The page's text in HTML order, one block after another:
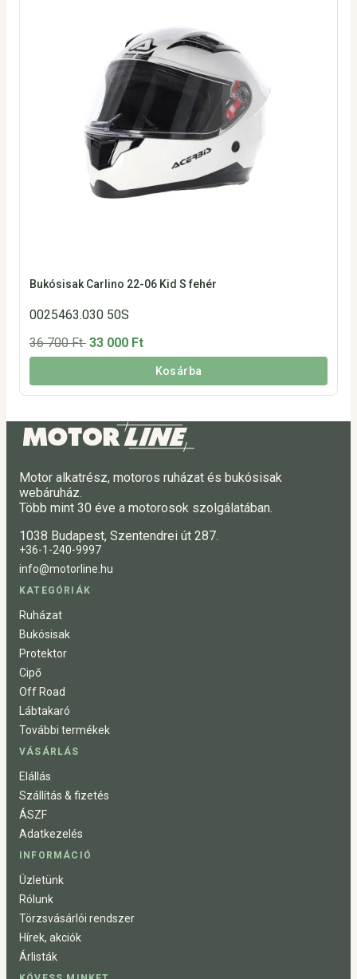
Bukósisak Carlino 22-06 Kid S fehér
0025463.030 50S
36 700 Ft 33 000 Ft
Kosárba
Motor alkatrész, motoros ruházat és bukósisak
webáruház.
Több mint 30 éve a motorosok szolgálatában.
1038 Budapest, Szentendrei út 287.
+36-1-240-9997
info@motorline.hu
KATEGÓRIÁK
Ruházat
Bukósisak
Protektor
Cipő
Off Road
Lábtakaró
További termékek
VÁSÁRLÁS
Elállás
Szállítás & fizetés
ÁSZF
Adatkezelés
INFORMÁCIÓ
Üzletünk
Rólunk
Törzsvásárlói rendszer
Hírek, akciók
Árlisták